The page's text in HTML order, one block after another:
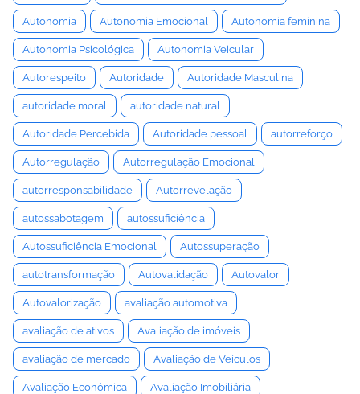
Autonomia Autonomia Emocional Autonomia feminina
Autonomia Psicológica Autonomia Veicular
Autorespeito Autoridade Autoridade Masculina
autoridade moral autoridade natural
Autoridade Percebida Autoridade pessoal autorreforço
Autorregulação Autorregulação Emocional
autorresponsabilidade Autorrevelação
autossabotagem autossuficiência
Autossuficiência Emocional Autossuperação
autotransformação Autovalidação Autovalor
Autovalorização avaliação automotiva
avaliação de ativos Avaliação de imóveis
avaliação de mercado Avaliação de Veículos
Avaliação Econômica Avaliação Imobiliária